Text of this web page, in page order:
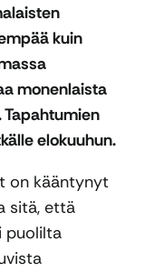
kuin
monenlaista
elokuuhun.
on kääntynyt
sitä, että
puolilta